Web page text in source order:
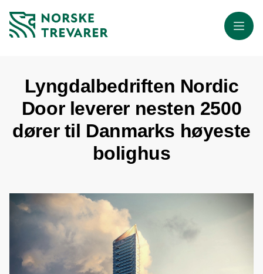
Meny
Lyngdalbedriften Nordic
Door leverer nesten 2500
dører til Danmarks høyeste
bolighus